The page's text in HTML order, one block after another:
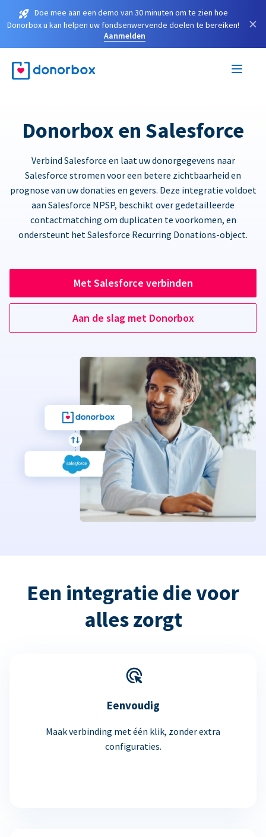
Doe mee aan een demo van 30 minuten om te zien hoe
Donorbox u kan helpen uw fondsenwervende doelen te bereiken!
Aanmelden
×
Donorbox en Salesforce
Verbind Salesforce en laat uw donorgegevens naar
Salesforce stromen voor een betere zichtbaarheid en
prognose van uw donaties en gevers. Deze integratie voldoet
aan Salesforce NPSP, beschikt over gedetailleerde
contactmatching om duplicaten te voorkomen, en
ondersteunt het Salesforce Recurring Donations-object.
Met Salesforce verbinden
Aan de slag met Donorbox
Een integratie die voor
alles zorgt
Eenvoudig
Maak verbinding met één klik, zonder extra
configuraties.